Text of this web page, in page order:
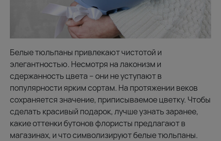
Белые тюльпаны привлекают чистотой и
элегантностью. Несмотря на лаконизм и
сдержанность цвета – они не уступают в
популярности ярким сортам. На протяжении веков
сохраняется значение, приписываемое цветку. Чтобы
сделать красивый подарок, лучше узнать заранее,
какие оттенки бутонов флористы предлагают в
магазинах, и что символизируют белые тюльпаны.